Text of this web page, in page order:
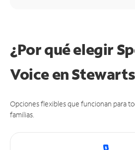
¿Por qué elegir
Voice en
Opciones flexibles que funcionan para
familias.